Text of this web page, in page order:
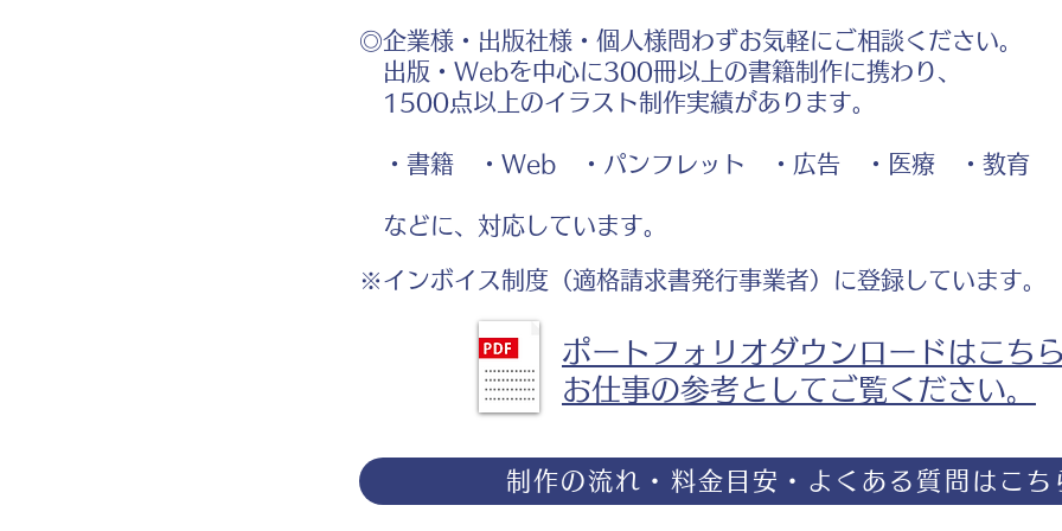
◎企業様・出版社様・個人様問わずお気軽にご相談ください。
出版・Webを中心に300冊以上の書籍制作に携わり、
1500点以上のイラスト制作実績があります。
・書籍 ・Web ・パンフレット ・広告 ・医療 ・教育
などに、対応しています。
※インボイス制度（適格請求書発行事業者）に登録しています。
ポートフォリオダウンロードはこち
お仕事の参考としてご覧ください。
制作の流れ・料金目安・よくある質問はこち